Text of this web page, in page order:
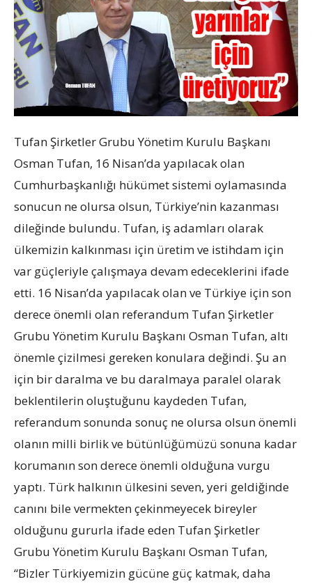
Tufan Şirketler Grubu Yönetim Kurulu Başkanı
Osman Tufan, 16 Nisan’da yapılacak olan
Cumhurbaşkanlığı hükümet sistemi oylamasında
sonucun ne olursa olsun, Türkiye’nin kazanması
dileğinde bulundu. Tufan, iş adamları olarak
ülkemizin kalkınması için üretim ve istihdam için
var güçleriyle çalışmaya devam edeceklerini ifade
etti. 16 Nisan’da yapılacak olan ve Türkiye için son
derece önemli olan referandum Tufan Şirketler
Grubu Yönetim Kurulu Başkanı Osman Tufan, altı
önemle çizilmesi gereken konulara değindi. Şu an
için bir daralma ve bu daralmaya paralel olarak
beklentilerin oluştuğunu kaydeden Tufan,
referandum sonunda sonuç ne olursa olsun önemli
olanın milli birlik ve bütünlüğümüzü sonuna kadar
korumanın son derece önemli olduğuna vurgu
yaptı. Türk halkının ülkesini seven, yeri geldiğinde
canını bile vermekten çekinmeyecek bireyler
olduğunu gururla ifade eden Tufan Şirketler
Grubu Yönetim Kurulu Başkanı Osman Tufan,
“Bizler Türkiyemizin gücüne güç katmak, daha